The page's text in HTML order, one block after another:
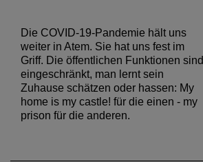
Die COVID-19-Pandemie hält uns
weiter in Atem. Sie hat uns fest im
Griff. Die öffentlichen Funktionen sind
eingeschränkt, man lernt sein
Zuhause schätzen oder hassen: My
home is my castle! für die einen - my
prison für die anderen.